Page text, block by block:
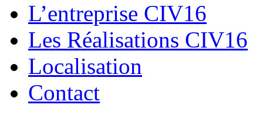
L’entreprise CIV16
Les Réalisations CIV16
Localisation
Contact